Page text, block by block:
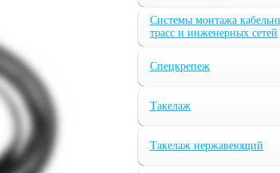
Системы монтажа
трасс и инженерных сетей
Спецкрепеж
Такелаж
Такелаж нержавеющий